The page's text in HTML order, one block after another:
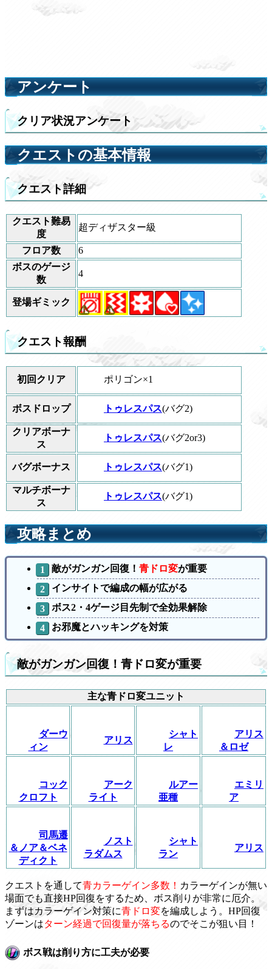
アンケート
クリア状況アンケート
クエストの基本情報
クエスト詳細
クエスト難易
度
超ディザスター級
フロア数
6
ボスのゲージ
数
4
登場ギミック
クエスト報酬
初回クリア ポリゴン×1
ボスドロップ トゥレスパス(バグ2)
クリアボーナ
ス
トゥレスパス(バグ2or3)
バグボーナス トゥレスパス(バグ1)
マルチボーナ
ス
トゥレスパス(バグ1)
攻略まとめ
敵がガンガン回復！ 青ドロ変が重要
インサイトで編成の幅が広がる
ボス2・4ゲージ目先制で全効果解除
お邪魔とハッキングを対策
敵がガンガン回復！青ドロ変が重要
主な青ドロ変ユニット
ダーウ
ィン
アリス
シャト
レ
アリス
＆ロゼ
コック
クロフト
アーク
ライト
ルアー
亜種
エミリ
ア
司馬遷
＆ノア＆ベネ
ディクト
ノスト
ラダムス
シャト
ラン
アリス
クエストを通して青カラーゲイン多数！ カラーゲインが無い
場面でも直接HP回復をするため、ボス削りが非常に厄介。
まずはカラーゲイン対策に青ドロ変を編成しよう。HP回復
ゾーンはターン経過で回復量が落ちるのでそこが狙い目！
ボス戦は削り方に工夫が必要